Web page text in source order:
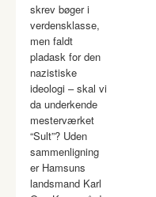
skrev bøger i
verdensklasse,
men faldt
pladask for den
nazistiske
ideologi – skal vi
da underkende
mesterværket
“Sult”? Uden
sammenligning
er Hamsuns
landsmand Karl